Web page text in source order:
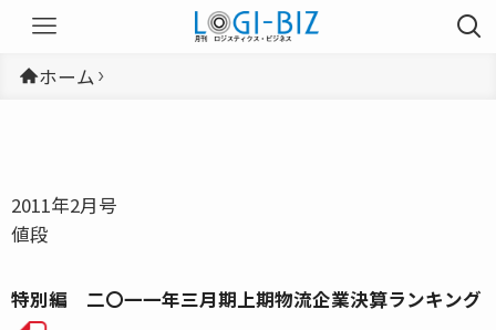
ホーム
2011年2月号
値段
特別編 二〇一一年三月期上期物流企業決算ランキング